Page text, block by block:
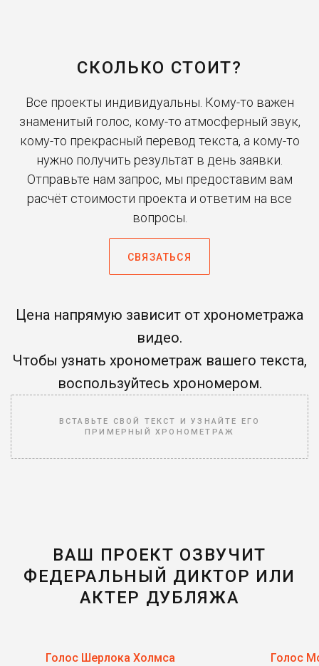
СКОЛЬКО СТОИТ?
Все проекты индивидуальны. Кому-то важен
знаменитый голос, кому-то атмосферный звук,
кому-то прекрасный перевод текста, а кому-то
нужно получить результат в день заявки.
Отправьте нам запрос, мы предоставим вам
расчёт стоимости проекта и ответим на все
вопросы.
СВЯЗАТЬСЯ
Цена напрямую зависит от хронометража
видео.
Чтобы узнать хронометраж вашего текста,
воспользуйтесь хрономером.
ВСТАВЬТЕ СВОЙ ТЕКСТ И УЗНАЙТЕ ЕГО
ПРИМЕРНЫЙ ХРОНОМЕТРАЖ
ВАШ ПРОЕКТ ОЗВУЧИТ
ФЕДЕРАЛЬНЫЙ ДИКТОР ИЛИ
АКТЕР ДУБЛЯЖА
Голос Шерлока Холмса Голос